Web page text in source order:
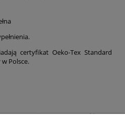
certyfikat Oeko-Tex Standard
Polsce.